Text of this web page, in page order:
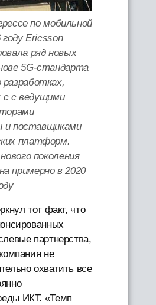
по мобильной
году Ericsson
ряд новых
5G-стандарта
разработках,
с ведущими
и поставщиками
платформ.
поколения
примерно в 2020
тот факт, что
партнерства,
не
охватить все
ИКТ. «Темп